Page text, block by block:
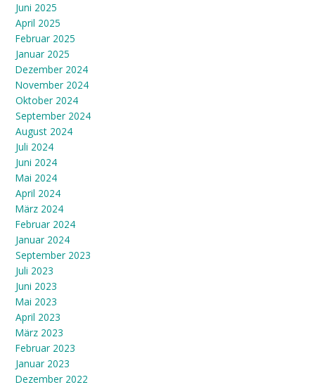
Juni 2025
April 2025
Februar 2025
Januar 2025
Dezember 2024
November 2024
Oktober 2024
September 2024
August 2024
Juli 2024
Juni 2024
Mai 2024
April 2024
März 2024
Februar 2024
Januar 2024
September 2023
Juli 2023
Juni 2023
Mai 2023
April 2023
März 2023
Februar 2023
Januar 2023
Dezember 2022